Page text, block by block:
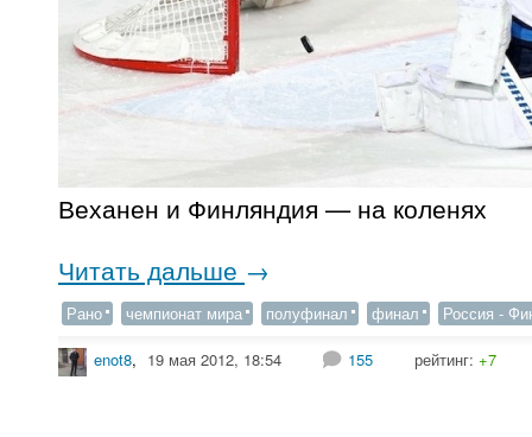
Веханен и Финляндия — на коленях
Читать дальше →
Рано чемпионат мира полуфинал финал Россия -
enot8, 19 мая 2012, 18:54 155 рейтинг: +7